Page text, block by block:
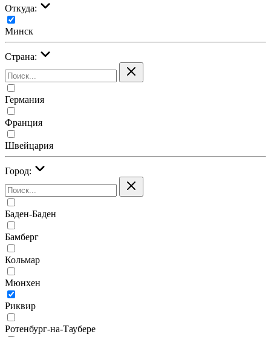
Откуда:
Минск
Страна:
Германия
Франция
Швейцария
Город:
Баден-Баден
Бамберг
Кольмар
Мюнхен
Риквир
Ротенбург-на-Таубере